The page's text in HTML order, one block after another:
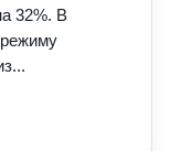
32%. В